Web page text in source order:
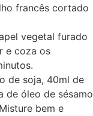
francês cortado
vegetal furado
e coza os
de soja, 40ml de
de óleo de sésamo
bem e